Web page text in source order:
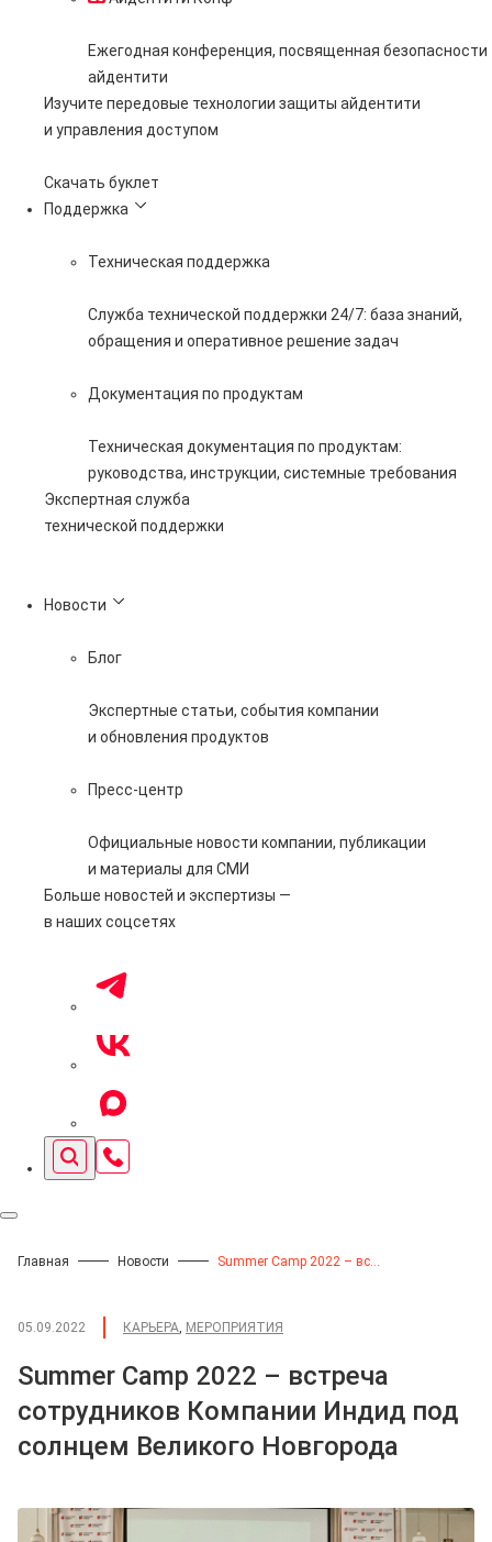
Ежегодная конференция, посвященная безопасности
айдентити
Изучите передовые технологии защиты айдентити
и управления доступом
Скачать буклет
Поддержка
Техническая поддержка
Служба технической поддержки 24/7: база знаний,
обращения и оперативное решение задач
Документация по продуктам
Техническая документация по продуктам:
руководства, инструкции, системные требования
Экспертная служба
технической поддержки
Новости
Блог
Экспертные статьи, события компании
и обновления продуктов
Пресс-центр
Официальные новости компании, публикации
и материалы для СМИ
Больше новостей и экспертизы —
в наших соцсетях
Главная Новости
05.09.2022 КАРЬЕРА МЕРОПРИЯТИЯ
Summer Camp 2022 – встреча
сотрудников Компании Индид под
солнцем Великого Новгорода